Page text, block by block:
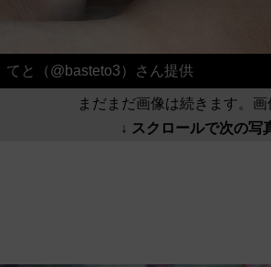
てと（@basteto3）さん提供
まだまだ画像は続きます。画
↓ スクロールで次の写